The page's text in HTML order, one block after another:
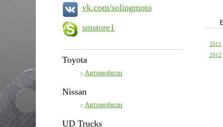
vk.com/solingmoto
smstore1
Toyota
:: Автомобили
Nissan
:: Автомобили
UD Trucks
2011
2012